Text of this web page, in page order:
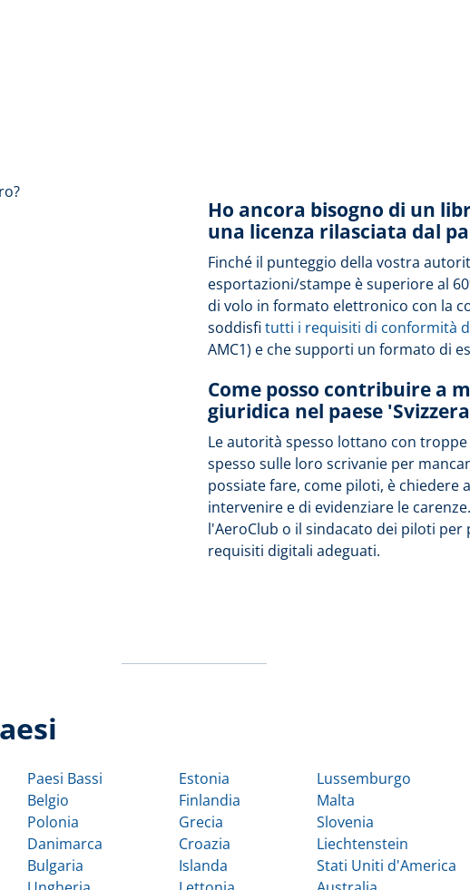
Ho ancora bisogno di un
una licenza rilasciata dal
Finché il punteggio della vostra
esportazioni/stampe è superiore al
di volo in formato elettronico con la
soddisfi tutti i requisiti di conformità
AMC1) e che supporti un formato di
Come posso contribuire a
giuridica nel paese
Le autorità spesso lottano con
spesso sulle loro scrivanie per
possiate fare, come piloti, è chiedere
intervenire e di evidenziare le
l'AeroClub o il sindacato dei piloti
requisiti digitali adeguati.
Paesi Bassi
Belgio
Polonia
Danimarca
Bulgaria
Estonia
Finlandia
Grecia
Croazia
Islanda
Lussemburgo
Malta
Slovenia
Liechtenstein
Stati Uniti d'America